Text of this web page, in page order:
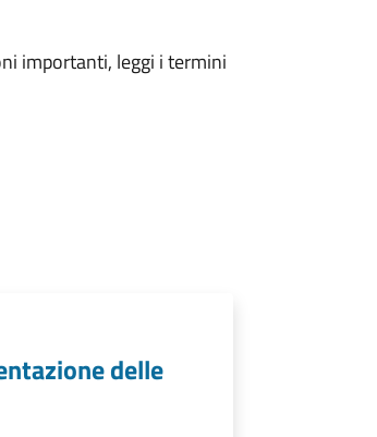
importanti, leggi i termini
delle